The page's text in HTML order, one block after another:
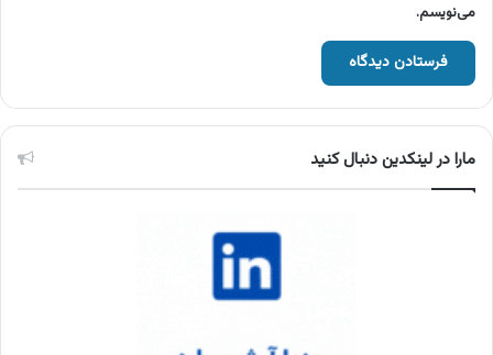
می‌نویسم.
مارا در لینکدین دنبال کنید